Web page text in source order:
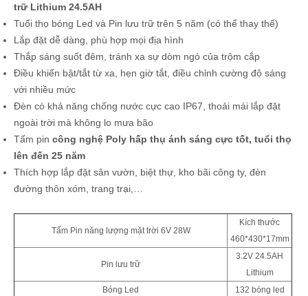
trữ Lithium 24.5AH
Tuổi thọ bóng Led và Pin lưu trữ trên 5 năm (có thể thay thế)
Lắp đặt dễ dàng, phù hợp mọi địa hình
Thắp sáng suốt đêm, tránh xa sự dòm ngó của trộm cắp
Điều khiển bật/tắt từ xa, hẹn giờ tắt, điều chỉnh cường độ sáng
với nhiều mức
Đèn có khả năng chống nước cực cao IP67, thoải mái lắp đặt
ngoài trời mà không lo mưa bão
Tấm pin công nghệ Poly hấp thụ ánh sáng cực tốt, tuổi thọ
lên đến 25 năm
Thích hợp lắp đặt sân vườn, biệt thự, kho bãi công ty, đèn
đường thôn xóm, trang trại,…
Tấm Pin năng lượng mặt trời 6V 28W
Kích thước
460*430*17mm
Pin lưu trữ
3.2V 24.5AH
Lithium
Bóng Led
132 bóng led